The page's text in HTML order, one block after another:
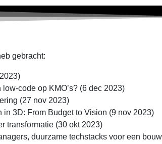
gebracht:
code op KMO’s? (6 dec 2023)
(27 nov 2023)
in 3D: From Budget to Vision (9 nov 2023)
transformatie (30 okt 2023)
duurzame techstacks voor een